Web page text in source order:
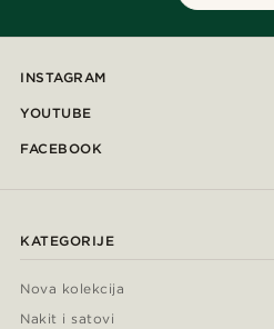
INSTAGRAM
YOUTUBE
FACEBOOK
KATEGORIJE
Nova kolekcija
Nakit i satovi